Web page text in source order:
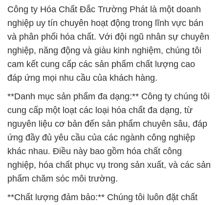
Công ty Hóa Chất Đắc Trường Phát là một doanh
nghiệp uy tín chuyên hoạt động trong lĩnh vực bán
và phân phối hóa chất. Với đội ngũ nhân sự chuyên
nghiệp, năng động và giàu kinh nghiệm, chúng tôi
cam kết cung cấp các sản phẩm chất lượng cao
đáp ứng mọi nhu cầu của khách hàng.
**Danh mục sản phẩm đa dạng:** Công ty chúng tôi
cung cấp một loạt các loại hóa chất đa dạng, từ
nguyên liệu cơ bản đến sản phẩm chuyên sâu, đáp
ứng đầy đủ yêu cầu của các ngành công nghiệp
khác nhau. Điều này bao gồm hóa chất công
nghiệp, hóa chất phục vụ trong sản xuất, và các sản
phẩm chăm sóc môi trường.
**Chất lượng đảm bảo:** Chúng tôi luôn đặt chất